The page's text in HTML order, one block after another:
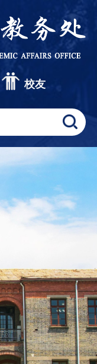
校友